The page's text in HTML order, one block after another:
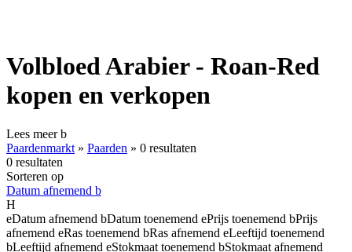
Volbloed Arabier - Roan-Red
kopen en verkopen
Lees meerb
Paardenmarkt » Paarden » 0 resultaten
0 resultaten
Sorteren op
Datum afnemend b
H
eDatum afnemend bDatum toenemend ePrijs toenemend bPrijs
afnemend eRas toenemend bRas afnemend eLeeftijd toenemend
bLeeftijd afnemend eStokmaat toenemend bStokmaat afnemend